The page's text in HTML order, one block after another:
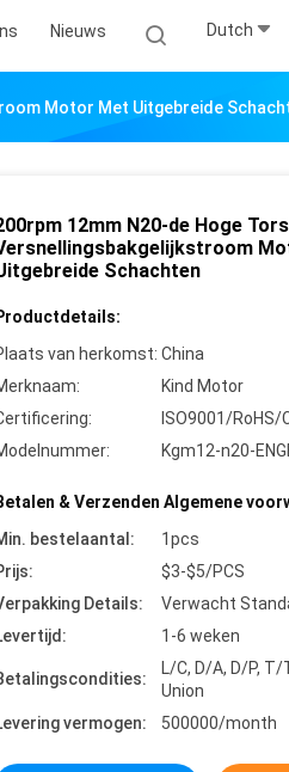
Nieuws Dutch
Motor Met Uitgebreide
12mm N20-de Hoge
Schachten
van herkomst: China
Kind Motor
ISO9001/RoHS/
Kgm12-n20-
& Verzenden Algemene
bestelaantal:
1pcs
$3-$5/PCS
Details:
Verwacht
1-6 weken
L/C, D/A, D/P,
Union
vermogen:
500000/month